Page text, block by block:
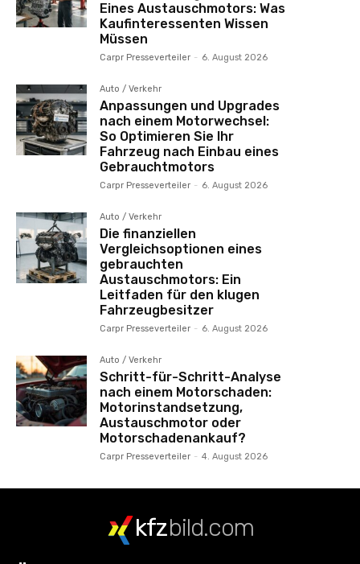
Eines Austauschmotors: Was
Kaufinteressenten Wissen
Müssen
Carpr Presseverteiler - 6. August 2026
Auto / Verkehr
Anpassungen und Upgrades
nach einem Motorwechsel:
So Optimieren Sie Ihr
Fahrzeug nach Einbau eines
Gebrauchtmotors
Carpr Presseverteiler - 6. August 2026
Auto / Verkehr
Die finanziellen
Vergleichsoptionen eines
gebrauchten
Austauschmotors: Ein
Leitfaden für den klugen
Fahrzeugbesitzer
Carpr Presseverteiler - 6. August 2026
Auto / Verkehr
Schritt-für-Schritt-Analyse
nach einem Motorschaden:
Motorinstandsetzung,
Austauschmotor oder
Motorschadenankauf?
Carpr Presseverteiler - 4. August 2026
kfzbild.com